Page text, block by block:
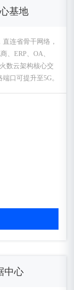
基地
连省骨干网络，
、ERP、OA、
数云架构核心交
口可提升至5G。
中心